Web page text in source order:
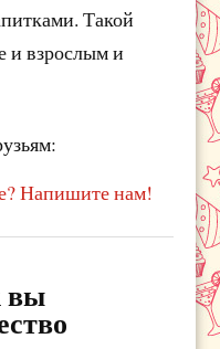
Такой
и взрослым и
Напишите нам!
вы